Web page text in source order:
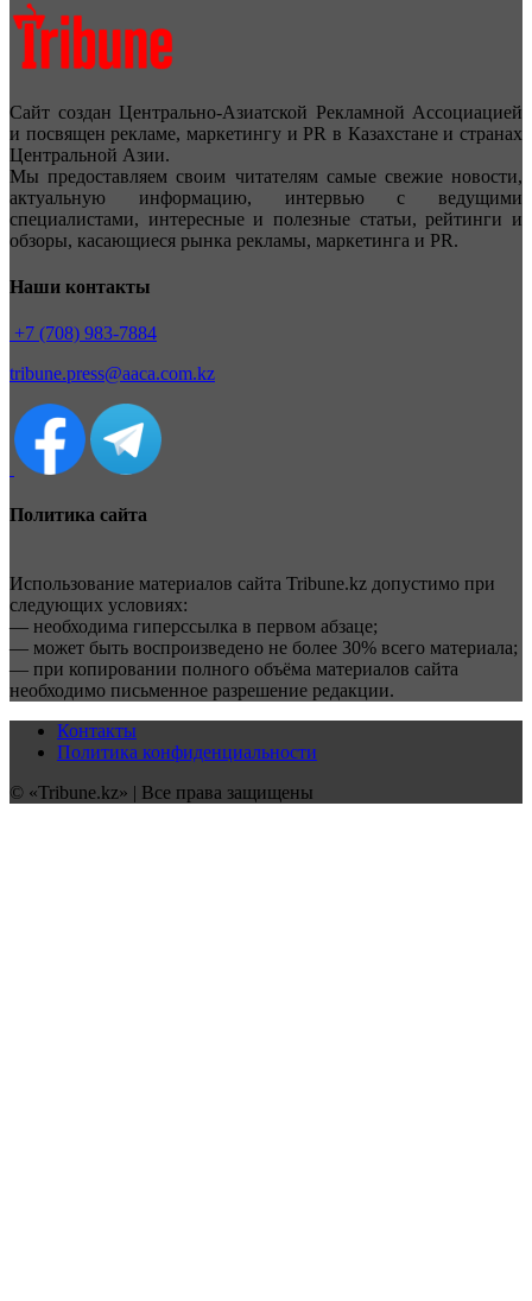
Сайт создан Центрально-Азиатской Рекламной Ассоциацией
и посвящен рекламе, маркетингу и PR в Казахстане и странах
Центральной Азии.
Мы предоставляем своим читателям самые свежие новости,
актуальную информацию, интервью с ведущими
специалистами, интересные и полезные статьи, рейтинги и
обзоры, касающиеся рынка рекламы, маркетинга и PR.
Наши контакты
+7 (708) 983-7884
tribune.press@aaca.com.kz
Политика сайта
Использование материалов сайта Tribune.kz допустимо при
следующих условиях:
— необходима гиперссылка в первом абзаце;
— может быть воспроизведено не более 30% всего материала;
— при копировании полного объёма материалов сайта
необходимо письменное разрешение редакции.
Контакты
Политика конфиденциальности
© «Tribune.kz» | Все права защищены